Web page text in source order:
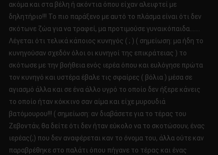
ακόμα και στα βέλη ή ακόντια όπου είχαν αλειφτεί με
δηλητήριο!!! Το πιο παράξενο με αυτό το πλάσμα είναι ότι δεν
σκότωνε ζώα για να τραφεί, μα προτιμούσε γυναικόπαιδα…….
Λέγεται ότι τελικά κάποιος κυνηγός ( ; ) ( σημείωση: μα ήδη το
κυνηγούσαν σχεδόν όλοι οι κυνηγοί της επικράτειας ) το
σκότωσε με την βοήθεια ενός ιερέα όπου και ευλόγησε πρώτα
τον κυνηγό και υστέρα έβαλε τις σφαίρες ( βόλια ) μέσα σε
αγιασμό άλλα και σε ένα άλλο υγρό το οποίο δεν ήξερε κάνεις
το οποίο ήταν κόκκινο σαν αίμα και είχε μυρουδιά
βατόμουρου!!! ( σημείωση: αν διαβάσετε για το τέρας του
Ζεβοντάν, θα δείτε ότι δεν ήταν εύκολο να το σκοτώσουν, ένας
ιερέας(;) που δεν αναφέρεται καν το όνομα του, άλλα ούτε καν
παραβρέθηκε στο παλάτι όπου πήγανε το τέρας και ένας